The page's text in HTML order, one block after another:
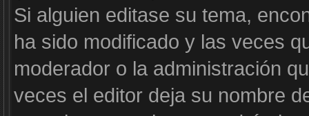
Si alguien editase su tema,
ha sido modificado y las veces
moderador o la administración
veces el editor deja su nombre